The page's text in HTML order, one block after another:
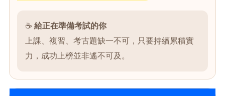
☕ 給正在準備考試的你
上課、複習、考古題缺一不可，只要持續累積實
力，成功上榜並非遙不可及。